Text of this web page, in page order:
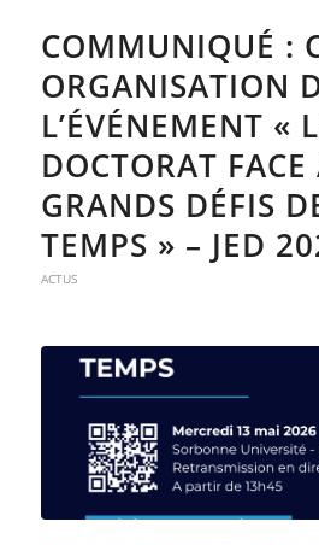
COMMUNIQUÉ :
ORGANISATION
L’ÉVÉNEMENT «
DOCTORAT FACE
GRANDS DÉFIS
TEMPS » – JED
ACTUS